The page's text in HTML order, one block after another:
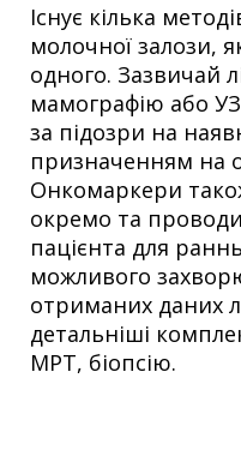
Існує кілька
молочної залози,
одного. Зазвичай
мамографію або
за підозри на
призначенням на
Онкомаркери
окремо та
пацієнта для
можливого
отриманих даних
детальніші
МРТ, біопсію.